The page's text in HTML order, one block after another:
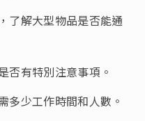
了解大型物品是否能通
否有特別注意事項。
多少工作時間和人數。